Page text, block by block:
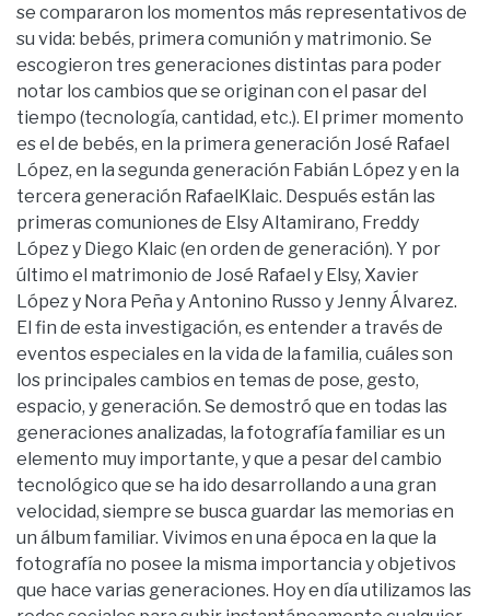
se compararon los momentos más representativos de
su vida: bebés, primera comunión y matrimonio. Se
escogieron tres generaciones distintas para poder
notar los cambios que se originan con el pasar del
tiempo (tecnología, cantidad, etc.). El primer momento
es el de bebés, en la primera generación José Rafael
López, en la segunda generación Fabián López y en la
tercera generación RafaelKlaic. Después están las
primeras comuniones de Elsy Altamirano, Freddy
López y Diego Klaic (en orden de generación). Y por
último el matrimonio de José Rafael y Elsy, Xavier
López y Nora Peña y Antonino Russo y Jenny Álvarez.
El fin de esta investigación, es entender a través de
eventos especiales en la vida de la familia, cuáles son
los principales cambios en temas de pose, gesto,
espacio, y generación. Se demostró que en todas las
generaciones analizadas, la fotografía familiar es un
elemento muy importante, y que a pesar del cambio
tecnológico que se ha ido desarrollando a una gran
velocidad, siempre se busca guardar las memorias en
un álbum familiar. Vivimos en una época en la que la
fotografía no posee la misma importancia y objetivos
que hace varias generaciones. Hoy en día utilizamos las